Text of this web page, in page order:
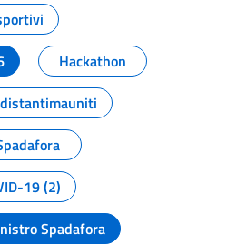
Hackathon
19 (2)
Spadafora